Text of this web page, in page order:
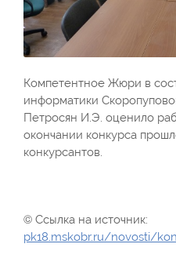
Компетентное Жюри в
информатики
Петросян И.Э. оценило
окончании конкурса
конкурсантов.
© Ссылка на источник:
pk18.mskobr.ru/novosti/